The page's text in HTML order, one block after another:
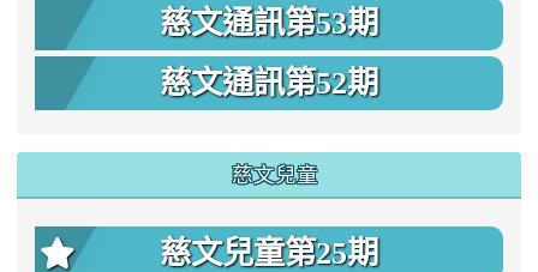
慈文通訊第53期
慈文通訊第52期
慈文兒童
慈文兒童第25期